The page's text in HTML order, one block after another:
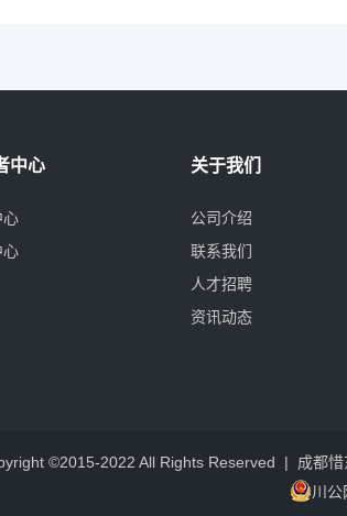
中心
心
心
关于我们
公司介绍
联系我们
人才招聘
资讯动态
©2015-2022 All Rights Reserved | 成都
川